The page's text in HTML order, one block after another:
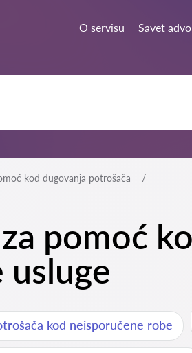
O servisu Savet
kod dugovanja potrošača
pomoć
usluge
kod neisporučene robe